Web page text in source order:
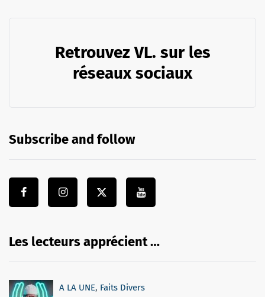
Retrouvez VL. sur les
réseaux sociaux
Subscribe and follow
Les lecteurs apprécient …
A LA UNE, Faits Divers